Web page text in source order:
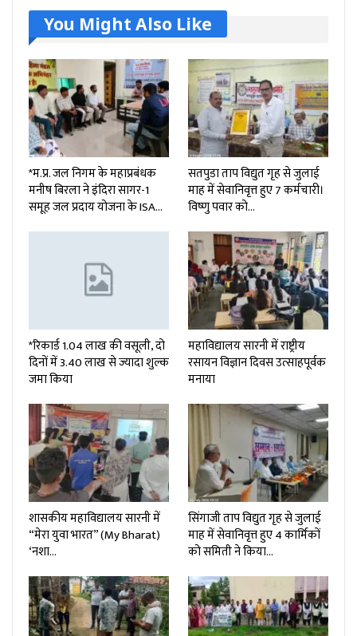
You Might Also Like
*म.प्र. जल निगम के महाप्रबंधक
मनीष बिरला ने इंदिरा सागर-1
समूह जल प्रदाय योजना के ISA…
सतपुडा ताप विद्युत गृह से जुलाई
माह में सेवानिवृत्त हुए 7 कर्मचारी।
विष्णु पवार को…
*रिकार्ड 1.04 लाख की वसूली, दो
दिनों में 3.40 लाख से ज्यादा शुल्क
जमा किया
महाविद्यालय सारनी में राष्ट्रीय
रसायन विज्ञान दिवस उत्साहपूर्वक
मनाया
शासकीय महाविद्यालय सारनी में
“मेरा युवा भारत” (My Bharat)
‘नशा…
सिंगाजी ताप विद्युत गृह से जुलाई
माह में सेवानिवृत्त हुए 4 कार्मिकों
को समिती ने किया…